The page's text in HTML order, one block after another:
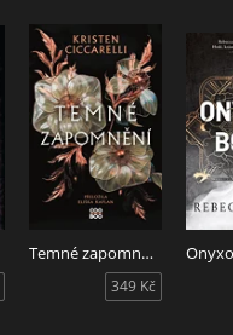
Temné zapomnění
349 Kč